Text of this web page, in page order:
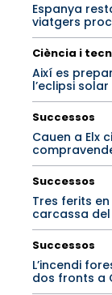
Espanya
viatgers
Ciència i
Així es
l’eclipsi
Successos
Cauen a Elx
Successos
Tres ferits
carcassa del
Successos
L’incendi
dos fronts a